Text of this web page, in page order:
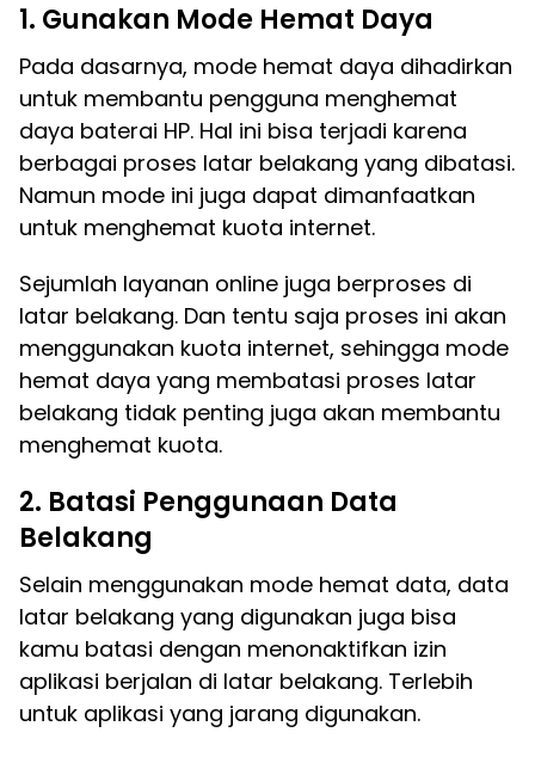
1. Gunakan Mode Hemat Daya
Pada dasarnya, mode hemat daya dihadirkan
untuk membantu pengguna menghemat
daya baterai HP. Hal ini bisa terjadi karena
berbagai proses latar belakang yang dibatasi.
Namun mode ini juga dapat dimanfaatkan
untuk menghemat kuota internet.
Sejumlah layanan online juga berproses di
latar belakang. Dan tentu saja proses ini akan
menggunakan kuota internet, sehingga mode
hemat daya yang membatasi proses latar
belakang tidak penting juga akan membantu
menghemat kuota.
2. Batasi Penggunaan Data
Belakang
Selain menggunakan mode hemat data, data
latar belakang yang digunakan juga bisa
kamu batasi dengan menonaktifkan izin
aplikasi berjalan di latar belakang. Terlebih
untuk aplikasi yang jarang digunakan.